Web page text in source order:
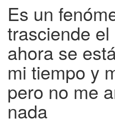
Es un
trasciende
ahora se
mi tiempo y
pero no me
nada